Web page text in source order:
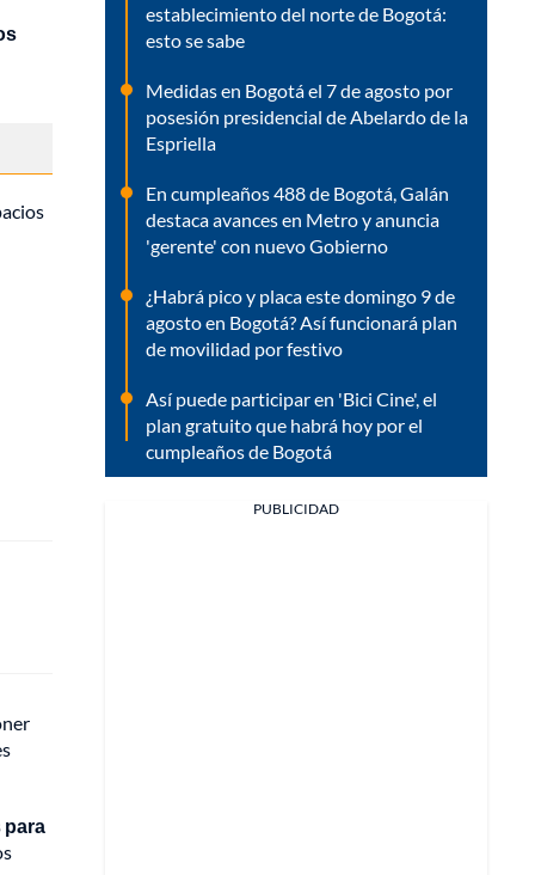
para
establecimiento del norte de Bogotá:
esto se sabe
Medidas en Bogotá el 7 de agosto por
posesión presidencial de Abelardo de la
Espriella
En cumpleaños 488 de Bogotá, Galán
destaca avances en Metro y anuncia
'gerente' con nuevo Gobierno
¿Habrá pico y placa este domingo 9 de
agosto en Bogotá? Así funcionará plan
de movilidad por festivo
Así puede participar en 'Bici Cine', el
plan gratuito que habrá hoy por el
cumpleaños de Bogotá
PUBLICIDAD